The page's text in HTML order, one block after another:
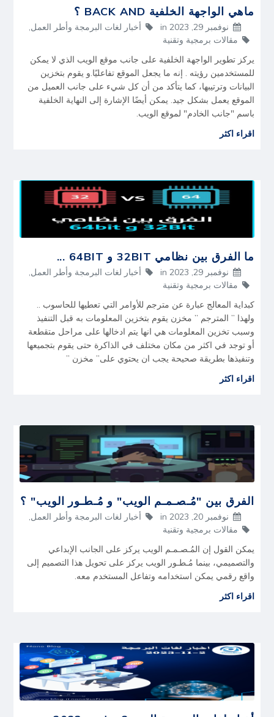
ماهي الواجهة الخلفية BACK AND ؟
نوفمبر 29, 2023 in أخبار لغات البرمجة وأطر العمل
مقالات برمجية وتقنية
يركز تطوير الواجهة الخلفية على جانب موقع الويب الذي لا يمكن
للمستخدمين رؤيته . إنه ما يجعل الموقع تفاعليًا.و يقوم بتخزين
البيانات وترتيبها، كما يتأكد من أن كل شيء على جانب العميل من
الموقع يعمل بشكل جيد. يمكن أيضًا الإشارة إلى النهاية الخلفية
باسم "جانب الخادم" لموقع الويب.
اقراء اكثر
ما الفرق بين نظامي 32BIT و 64BIT ...
نوفمبر 29, 2023 in أخبار لغات البرمجة وأطر العمل
مقالات برمجية وتقنية
كبداية المعالج عبارة عن مترجم للأوامر التي تعطيها للحاسوب ..
ولهذا ” المترجم ” مخزن يقوم بتخزين المعلومات به قبل التنفيذ
وسبب تخزين المعلومات هي انها يتم ادخالها على مراحل متقطعة
أو توجد في اكثر من مكان مختلف في الذاكرة حتى يقوم بتجميعها
وتنفيذها بطريقة صحيحة يجب ان يحتوي على” مخزن ”
اقراء اكثر
الفرق بين "مُـصـمـم الويب" و مُـطـور الويب" ؟
نوفمبر 20, 2023 in أخبار لغات البرمجة وأطر العمل
مقالات برمجية وتقنية
يمكن القول إن المُـصـمـم الويب يركز على الجانب الإبداعي
والتصميمي، بينما مُـطـور الويب يركز على تحويل هذا التصميم إلى
واقع رقمي يمكن استخدامه وتفاعل المستخدم معه.
اقراء اكثر